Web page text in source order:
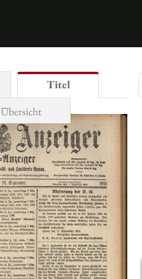
Titel
Übersicht